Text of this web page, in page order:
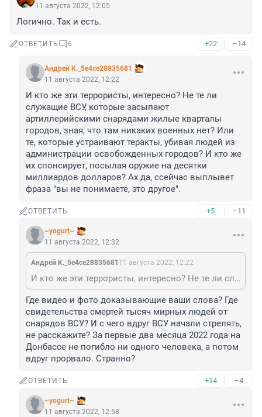
11 августа 2022, 12:05
Логично. Так и есть.
ОТВЕТИТЬ 6 +22 –14
Андрей К._5e4ce28835681
11 августа 2022, 12:22
И кто же эти террористы, интересно? Не те ли
служащие ВСУ, которые засыпают
артиллерийскими снарядами жилые кварталы
городов, зная, что там никаких военных нет? Или
те, которые устраивают теракты, убивая людей из
администрации освобожденных городов? И кто же
их спонсирует, посылая оружие на десятки
миллиардов долларов? Ах да, ссейчас выплывет
фраза "вы не понимаете, это другое".
ОТВЕТИТЬ +5 –11
~yogurt~
11 августа 2022, 12:32
Андрей К._5e4ce28835681 11 августа 2022, 12:22
И кто же эти террористы, интересно? Не те ли служащие ВСУ, которые засыпают артиллерийскими снарядами жилые кварталы городов, зная, что там никаких военных нет? Или те, которые устраивают теракты, убивая людей из администрации освобожденных городов? И кто же их спонсирует, посылая оружие на десятки миллиардов долларов? Ах да, ссейчас выплывет фраза "вы не понимаете, это другое".
Где видео и фото доказывающие ваши слова? Где
свидетельства смертей тысяч мирных людей от
снарядов ВСУ? И с чего вдруг ВСУ начали стрелять,
не расскажите? За первые два месяца 2022 года на
Донбассе не погибло ни одного человека, а потом
вдруг прорвало. Странно?
ОТВЕТИТЬ +14 –4
~yogurt~
11 августа 2022, 12:58